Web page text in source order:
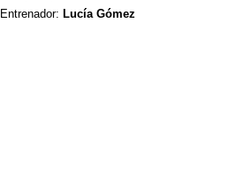
Entrenador: Lucía Gómez